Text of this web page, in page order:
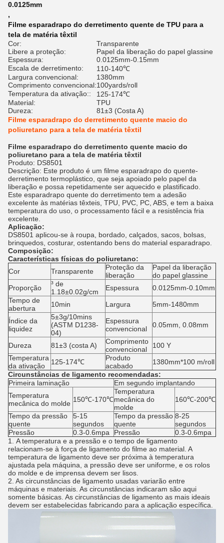
0.0125mm
,
Filme esparadrapo do derretimento quente de TPU para a
tela de matéria têxtil
Cor:
Transparente
Libere a proteção:
Papel da liberação do papel glassine
Espessura:
0.0125mm-0.15mm
Escala de derretimento:
110-140℃
Largura convencional:
1380mm
Comprimento convencional:100yards/roll
Temperatura da ativação::
125-174℃
Material:
TPU
Dureza:
81±3 (Costa A)
Filme esparadrapo do derretimento quente macio do
poliuretano para a tela de matéria têxtil
Filme esparadrapo do derretimento quente macio do
poliuretano para a tela de matéria têxtil
Produto: DS8501
Descrição: Este produto é um filme esparadrapo do quente-
derretimento termoplástico, que seja apoiado pelo papel da
liberação e possa repetidamente ser aquecido e plastificado.
Este esparadrapo quente do derretimento tem a adesão
excelente às matérias têxteis, TPU, PVC, PC, ABS, e tem a baixa
temperatura do uso, o processamento fácil e a resistência fria
excelente.
Aplicação:
DS8501 aplicou-se à roupa, bordado, calçados, sacos, bolsas,
brinquedos, costurar, ostentando bens do material esparadrapo.
Composição:
Características físicas do poliuretano:
Cor
Transparente
Proteção da
liberação
Papel da liberação
do papel glassine
Proporção
³ de
1.18±0.02g/cm
Espessura
0.0125mm-0.10mm
Tempo de
abertura
10min Largura 5mm-1480mm
Índice da
liquidez
5±3g/10mins
(ASTM D1238-
04)
Espessura
convencional
0.05mm, 0.08mm
Dureza 81±3 (costa A)
Comprimento
convencional
100 Y
Temperatura
da ativação 125-174℃
Produto
acabado
1380mm*100 m/roll
Circunstâncias de ligamento recomendadas:
Primeira laminação
Em segundo implantando
Temperatura
mecânica do molde 150℃-170℃
Temperatura
mecânica do
molde
160℃-200℃
Tempo da pressão
quente
5-15
segundos
Tempo da pressão
quente
8-25
segundos
Pressão
0.3-0.6mpa Pressão
0.3-0.6mpa
1. A temperatura e a pressão e o tempo de ligamento
relacionam-se à força de ligamento do filme ao material. A
temperatura de ligamento deve ser próxima à temperatura
ajustada pela máquina, a pressão deve ser uniforme, e os rolos
do molde e de imprensa devem ser lisos.
2. As circunstâncias de ligamento usadas variarão entre
máquinas e materiais. As circunstâncias indicaram são aqui
somente básicas. As circunstâncias de ligamento as mais ideais
devem ser estabelecidas fabricando para a aplicação específica.